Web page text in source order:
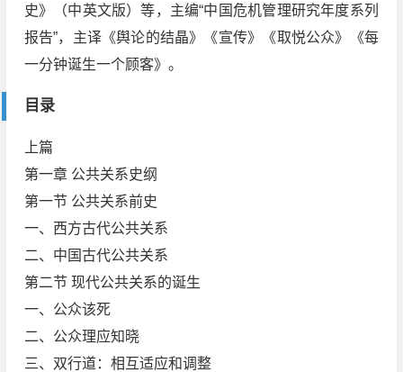
史》（中英文版）等，主编“中国危机管理研究年度系列
报告”，主译《舆论的结晶》《宣传》《取悦公众》《每
一分钟诞生一个顾客》。
目录
上篇
第一章 公共关系史纲
第一节 公共关系前史
一、西方古代公共关系
二、中国古代公共关系
第二节 现代公共关系的诞生
一、公众该死
二、公众理应知晓
三、双行道：相互适应和调整